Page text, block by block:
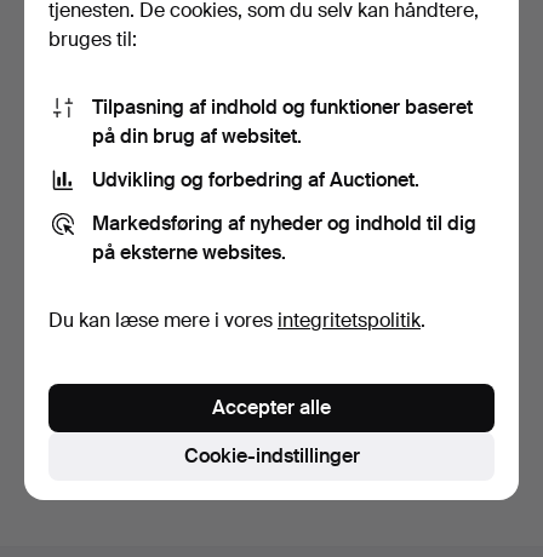
OVERTRÆK til SOLSENGE
og STOLE, 3 stk. Gar…
2 dage
vores arkiv med afsluttede
auktioner.
tjenesten. De cookies, som du selv kan håndtere,
bruges til:
Tilpasning af indhold og funktioner baseret
på din brug af websitet.
Udvikling og forbedring af Auctionet.
Markedsføring af nyheder og indhold til dig
på eksterne websites.
Du kan læse mere i vores integritetspolitik.
Cookie-indstillinger
Accepter alle